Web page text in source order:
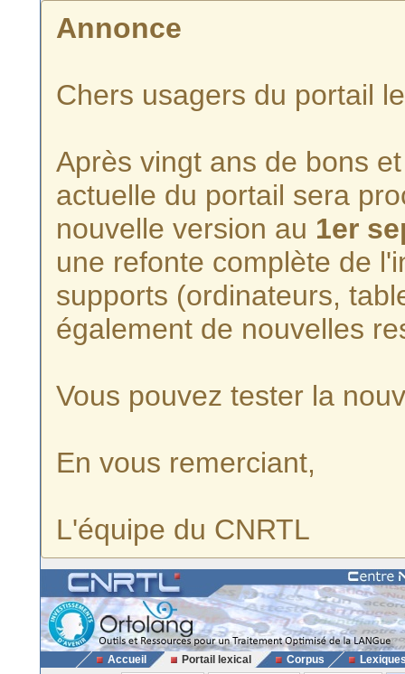
Annonce
Chers usagers du portail
Après vingt ans de bons
actuelle du portail sera
nouvelle version au 1er
une refonte complète de
supports (ordinateurs,
également de nouvelles
Vous pouvez tester la
En vous remerciant,
L'équipe du CNRTL
Accueil Portail lexical Corpus